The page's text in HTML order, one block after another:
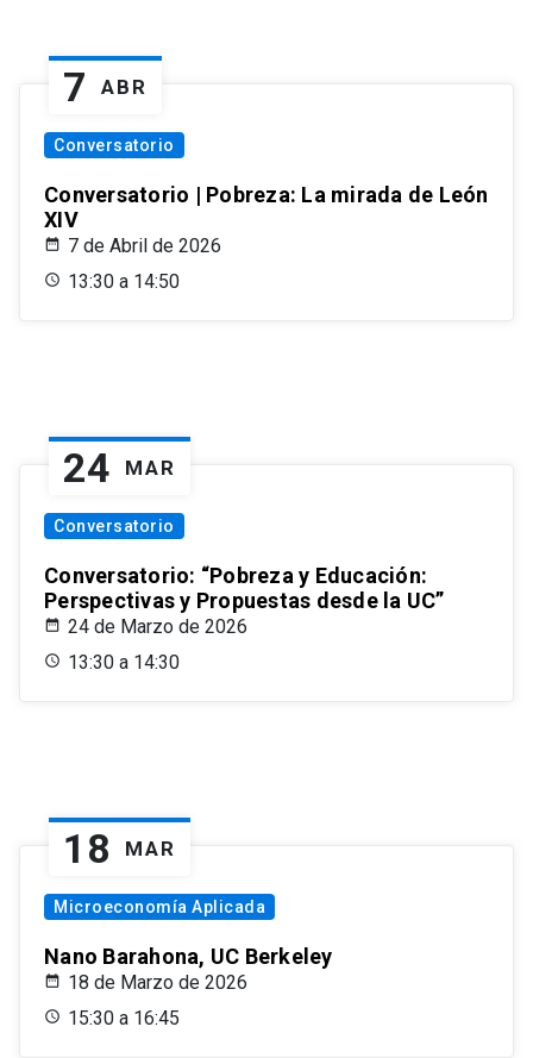
7 ABR
Conversatorio
Conversatorio | Pobreza: La mirada de León
XIV
7 de Abril de 2026
13:30 a 14:50
24 MAR
Conversatorio
Conversatorio: “Pobreza y Educación:
Perspectivas y Propuestas desde la UC”
24 de Marzo de 2026
13:30 a 14:30
18 MAR
Microeconomía Aplicada
Nano Barahona, UC Berkeley
18 de Marzo de 2026
15:30 a 16:45